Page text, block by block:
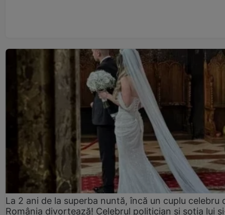
La 2 ani de la superba nuntă, încă un cuplu celebru
România divorțează! Celebrul politician și soția lui